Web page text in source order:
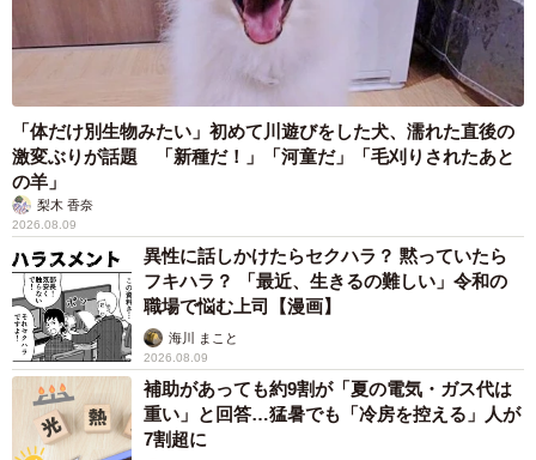
車窓から東ゲートが見られた
万博西ゲート前にある夢洲第1交通ターミナルに到着したの
は10時03分でした。東ゲートを通り過ぎるなど、見ごたえ
十分な乗車時間12分のバス旅でした。コスモスクエア～夢
洲間よりは時間を要しますが、東ゲートでの待ち時間の長
さを考えると、妥当な所要時間ではないでしょうか。
ところで、8月1日からはJR・Osaka Metro中央線弁天町駅
と万博会場西ゲートを結ぶシャトルバスの運行もスタート
しました。2005年開催の愛・地球博（愛知万博）を参考に
すると、閉幕に近づくにつれ、来場者数が増えることが予
想されます。来場者数の増加に伴い、今後も新しいバス便
が開設されるのではないでしょうか。
「体だけ別生物みたい」初めて川遊びをした犬、濡れた直後の
激変ぶりが話題 「新種だ！」「河童だ」「毛刈りされたあと
の羊」
梨木 香奈
2026.08.09
異性に話しかけたらセクハラ？ 黙っていたら
フキハラ？ 「最近、生きるの難しい」令和の
職場で悩む上司【漫画】
海川 まこと
2026.08.09
補助があっても約9割が「夏の電気・ガス代は
重い」と回答…猛暑でも「冷房を控える」人が
7割超に